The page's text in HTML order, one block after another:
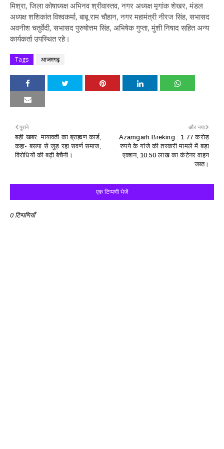
मिश्रा, जिला कोषाध्यक्ष अभिनव श्रीवास्तव, नगर अध्यक्ष मृगांक शेखर, मंडल
अध्यक्ष शशिकांत विश्वकर्मा, बाबू राम चौहान, नगर महामंत्री नीरज सिंह, सभासद
अवनीश चतुर्वेदी, सभासद पुरुषोत्तम सिंह, अभिषेक गुप्ता, मुंशी निषाद सहित अन्य
कार्यकर्ता उपस्थित रहे।
Tags आजमगढ़
और नया
Azamgarh Breking : 1.77 करोड़
रुपये के गांजे की तस्करी मामले में बड़ा
एक्शन, 10.50 लाख का कंटेनर वाहन
जब्त।
पुराने
बड़ी खबर: मायावती का ब्राह्मण कार्ड,
कहा- बसपा से जुड़ रहा सवर्ण समाज,
विरोधियों की बढ़ी बेचैनी।
एक टिप्पणी भेजें
0 टिप्पणियाँ